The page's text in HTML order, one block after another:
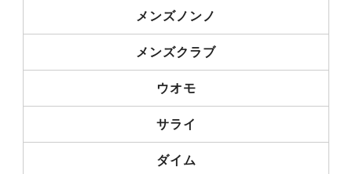
メンズノンノ
メンズクラブ
ウオモ
サライ
ダイム